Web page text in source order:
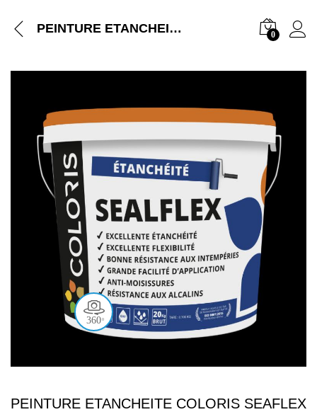
PEINTURE ETANCHEITE COLORIS SEAFLEX 20KG COULEUR ROUGE BLANC VERT ET GRIS 0
3600
PEINTURE ETANCHEITE COLORIS SEAFLEX